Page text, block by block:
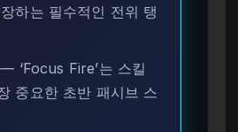
하는 필수적인 전위 탱
— ‘Focus Fire’는 스킬
중요한 초반 패시브 스